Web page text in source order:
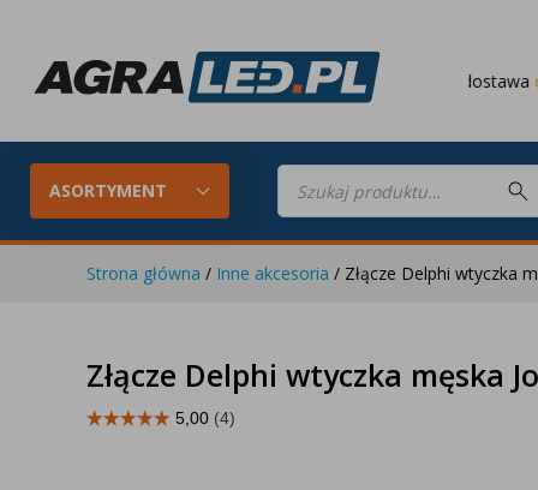
Darmowa dostawa od 649 PLN
ASORTYMENT
Wyszukiwarka
produktów
Konfigurator LED
Skompletuj oświetlenie LED do
swojego ciągnika
Lampy
Strona główna / Inne akcesoria / Złącze Delphi wtyczka
Złącze Delphi wtyczka męska